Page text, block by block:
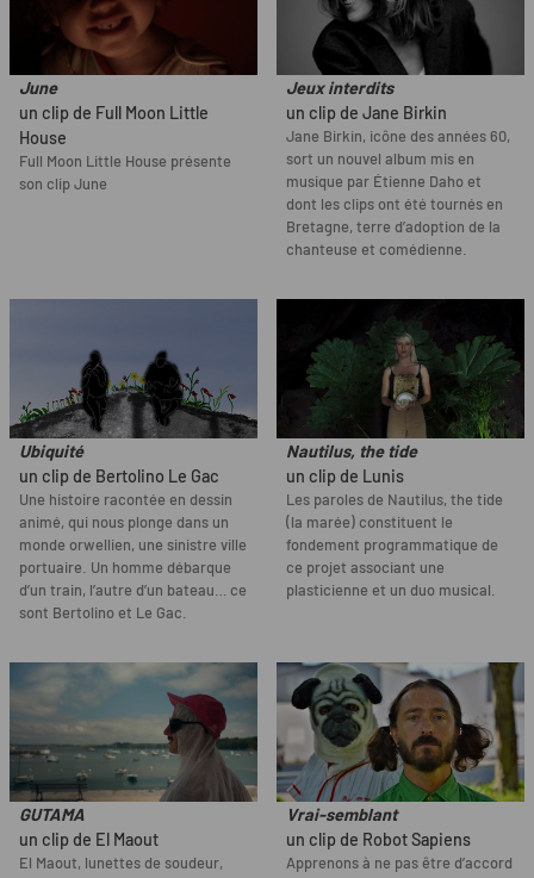
June
un clip de Full Moon Little
House
Full Moon Little House présente
son clip June
Jeux interdits
un clip de Jane Birkin
Jane Birkin, icône des années 60,
sort un nouvel album mis en
musique par Étienne Daho et
dont les clips ont été tournés en
Bretagne, terre d’adoption de la
chanteuse et comédienne.
Ubiquité
un clip de Bertolino Le Gac
Une histoire racontée en dessin
animé, qui nous plonge dans un
monde orwellien, une sinistre ville
portuaire. Un homme débarque
d’un train, l’autre d’un bateau… ce
sont Bertolino et Le Gac.
Nautilus, the tide
un clip de Lunis
Les paroles de Nautilus, the tide
(la marée) constituent le
fondement programmatique de
ce projet associant une
plasticienne et un duo musical.
GUTAMA
un clip de El Maout
El Maout, lunettes de soudeur,
Vrai-semblant
un clip de Robot Sapiens
Apprenons à ne pas être d’accord